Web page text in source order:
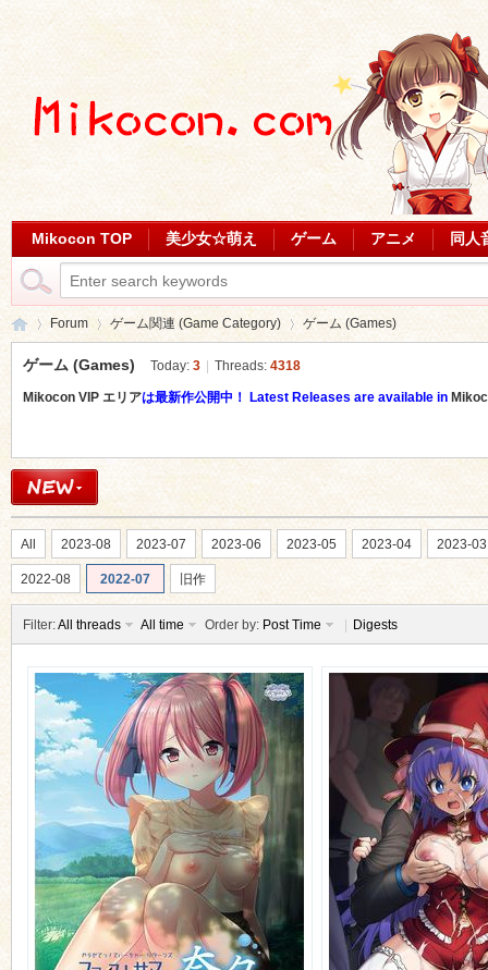
Mikocon TOP 美少女☆萌え ゲーム アニメ 同人
Forum ゲーム関連 (Game Category) ゲーム (Games)
ゲーム (Games) Today: 3 Threads: 4318
Mikocon VIP エリアは最新作公開中！ Latest Releases are available in
All 2023-08 2023-07 2023-06 2023-05 2023-04 2023-03
2022-08 2022-07 旧作
Filter:All threads All time Order by: Post Time Digests